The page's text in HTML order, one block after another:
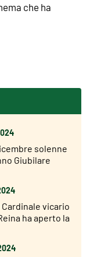
che ha
solenne
Giubilare
vicario
ha aperto la